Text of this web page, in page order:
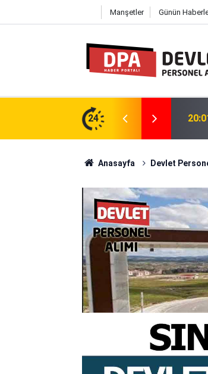
Manşetler Günün
24
| Başvuru Rehberi
Anasayfa Devlet